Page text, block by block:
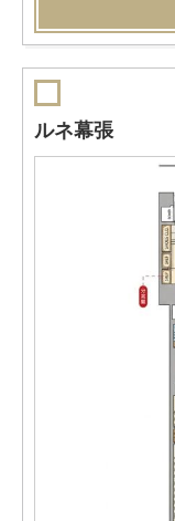
ルネ幕張